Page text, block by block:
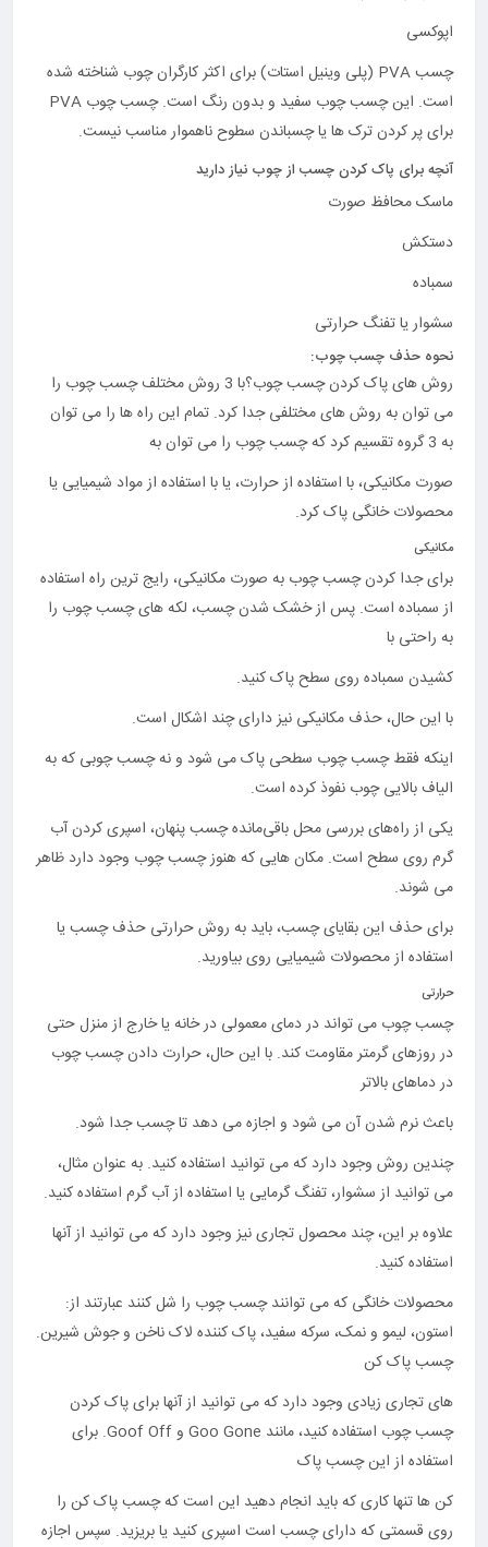
اپوکسی
چسب PVA (پلی وینیل استات) برای اکثر کارگران چوب شناخته شده
است. این چسب چوب سفید و بدون رنگ است. چسب چوب PVA
برای پر کردن ترک ها یا چسباندن سطوح ناهموار مناسب نیست.
آنچه برای پاک کردن چسب از چوب نیاز دارید
ماسک محافظ صورت
دستکش
سمباده
سشوار یا تفنگ حرارتی
نحوه حذف چسب چوب:
روش های پاک کردن چسب چوب؟با 3 روش مختلف چسب چوب را
می توان به روش های مختلفی جدا کرد. تمام این راه ها را می توان
به 3 گروه تقسیم کرد که چسب چوب را می توان به
صورت مکانیکی، با استفاده از حرارت، یا با استفاده از مواد شیمیایی یا
محصولات خانگی پاک کرد.
مکانیکی
برای جدا کردن چسب چوب به صورت مکانیکی، رایج ترین راه استفاده
از سمباده است. پس از خشک شدن چسب، لکه های چسب چوب را
به راحتی با
کشیدن سمباده روی سطح پاک کنید.
با این حال، حذف مکانیکی نیز دارای چند اشکال است.
اینکه فقط چسب چوب سطحی پاک می شود و نه چسب چوبی که به
الیاف بالایی چوب نفوذ کرده است.
یکی از راه‌های بررسی محل باقی‌مانده چسب پنهان، اسپری کردن آب
گرم روی سطح است. مکان هایی که هنوز چسب چوب وجود دارد ظاهر
می شوند.
برای حذف این بقایای چسب، باید به روش حرارتی حذف چسب یا
استفاده از محصولات شیمیایی روی بیاورید.
حرارتی
چسب چوب می تواند در دمای معمولی در خانه یا خارج از منزل حتی
در روزهای گرمتر مقاومت کند. با این حال، حرارت دادن چسب چوب
در دماهای بالاتر
باعث نرم شدن آن می شود و اجازه می دهد تا چسب جدا شود.
چندین روش وجود دارد که می توانید استفاده کنید. به عنوان مثال،
می توانید از سشوار، تفنگ گرمایی یا استفاده از آب گرم استفاده کنید.
علاوه بر این، چند محصول تجاری نیز وجود دارد که می توانید از آنها
استفاده کنید.
محصولات خانگی که می توانند چسب چوب را شل کنند عبارتند از:
استون، لیمو و نمک، سرکه سفید، پاک کننده لاک ناخن و جوش شیرین.
چسب پاک کن
های تجاری زیادی وجود دارد که می توانید از آنها برای پاک کردن
چسب چوب استفاده کنید، مانند Goo Gone و Goof Off. برای
استفاده از این چسب پاک
کن ها تنها کاری که باید انجام دهید این است که چسب پاک کن را
روی قسمتی که دارای چسب است اسپری کنید یا بریزید. سپس اجازه